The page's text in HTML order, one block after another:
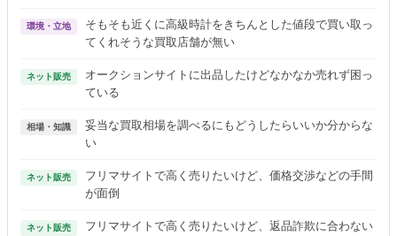
環境・立地
そもそも近くに高級時計をきちんとした値段で買い取っ
てくれそうな買取店舗が無い
ネット販売
オークションサイトに出品したけどなかなか売れず困っ
ている
相場・知識
妥当な買取相場を調べるにもどうしたらいいか分からな
い
ネット販売
フリマサイトで高く売りたいけど、価格交渉などの手間
が面倒
ネット販売
フリマサイトで高く売りたいけど、返品詐欺に合わない